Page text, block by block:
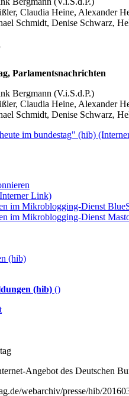
Claudia Heine, Alexander
Schmidt, Denise Schwarz,
Parlamentsnachrichten
Bergmann (V.i.S.d.P.)
Claudia Heine, Alexander
Schmidt, Denise Schwarz,
im bundestag" (hib)
Link)
im Mikroblogging-Dienst
im Mikroblogging-Dienst
(hib)
(hib) ()
Angebot des Deutschen
webarchiv/presse/hib/